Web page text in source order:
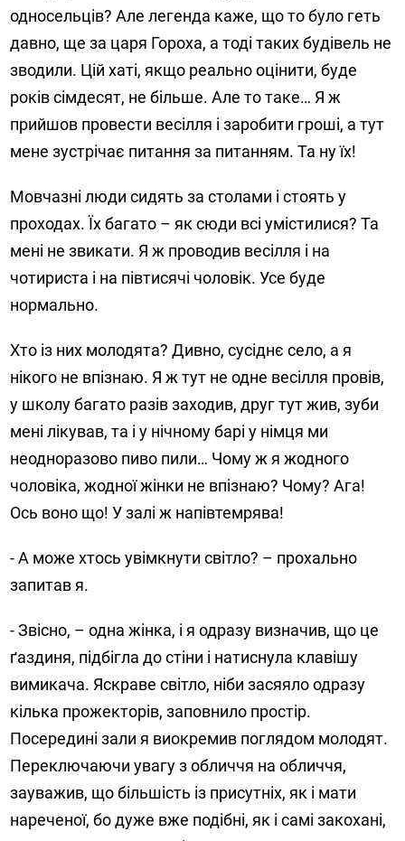
односельців? Але легенда каже, що то було геть
давно, ще за царя Гороха, а тоді таких будівель не
зводили. Цій хаті, якщо реально оцінити, буде
років сімдесят, не більше. Але то таке… Я ж
прийшов провести весілля і заробити гроші, а тут
мене зустрічає питання за питанням. Та ну їх!
Мовчазні люди сидять за столами і стоять у
проходах. Їх багато – як сюди всі умістилися? Та
мені не звикати. Я ж проводив весілля і на
чотириста і на півтисячі чоловік. Усе буде
нормально.
Хто із них молодята? Дивно, сусіднє село, а я
нікого не впізнаю. Я ж тут не одне весілля провів,
у школу багато разів заходив, друг тут жив, зуби
мені лікував, та і у нічному барі у німця ми
неодноразово пиво пили… Чому ж я жодного
чоловіка, жодної жінки не впізнаю? Чому? Ага!
Ось воно що! У залі ж напівтемрява!
- А може хтось увімкнути світло? – прохально
запитав я.
- Звісно, – одна жінка, і я одразу визначив, що це
ґаздиня, підбігла до стіни і натиснула клавішу
вимикача. Яскраве світло, ніби засяяло одразу
кілька прожекторів, заповнило простір.
Посередині зали я виокремив поглядом молодят.
Переключаючи увагу з обличчя на обличчя,
зауважив, що більшість із присутніх, як і мати
нареченої, бо дуже вже подібні, як і самі закохані,